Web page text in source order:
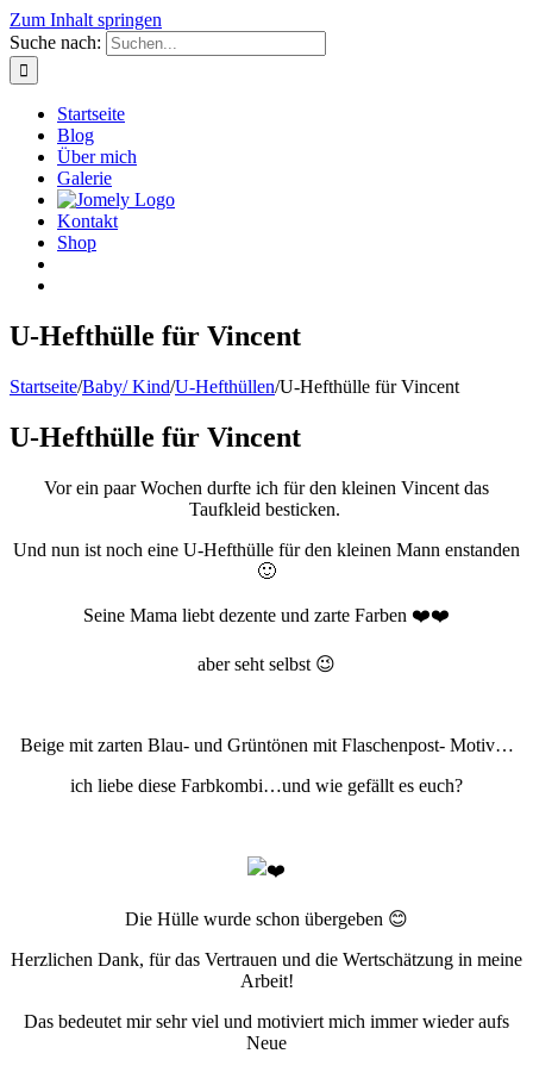
Zum Inhalt springen
Suche nach:
Startseite
Blog
Über mich
Galerie
Kontakt
Shop
U-Hefthülle für Vincent
Startseite/Baby/ Kind/U-Hefthüllen/U-Hefthülle für Vincent
U-Hefthülle für Vincent
Vor ein paar Wochen durfte ich für den kleinen Vincent das
Taufkleid besticken.
Und nun ist noch eine U-Hefthülle für den kleinen Mann enstanden
🙂
Seine Mama liebt dezente und zarte Farben ❤️❤️
aber seht selbst 😉
Beige mit zarten Blau- und Grüntönen mit Flaschenpost- Motiv…
ich liebe diese Farbkombi…und wie gefällt es euch?
Die Hülle wurde schon übergeben 😊
Herzlichen Dank, für das Vertrauen und die Wertschätzung in meine
Arbeit!
Das bedeutet mir sehr viel und motiviert mich immer wieder aufs
Neue